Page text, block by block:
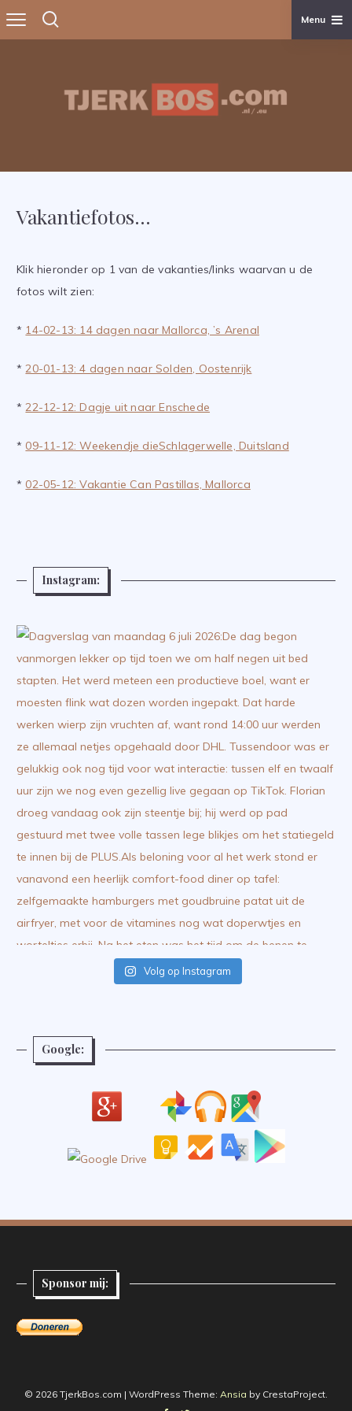
Menu
Vakantiefotos…
Klik hieronder op 1 van de vakanties/links waarvan u de
fotos wilt zien:
* 14-02-13: 14 dagen naar Mallorca, ’s Arenal
*20-01-13: 4 dagen naar Solden, Oostenrijk
*22-12-12: Dagje uit naar Enschede
* 09-11-12: Weekendje dieSchlagerwelle, Duitsland
* 02-05-12: Vakantie Can Pastillas, Mallorca
Instagram:
Volg op Instagram
Google:
Sponsor mij:
© 2026 TjerkBos.com | WordPress Theme: Ansia by CrestaProject.